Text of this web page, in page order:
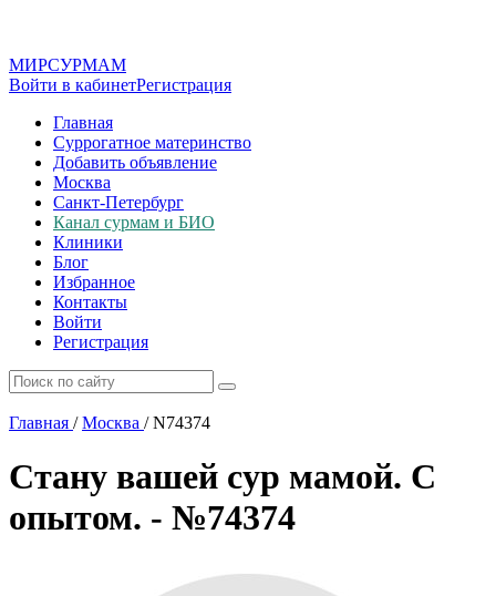
МИРСУРМАМ
Войти в кабинетРегистрация
Главная
Суррогатное материнство
Добавить объявление
Москва
Санкт-Петербург
Канал сурмам и БИО
Клиники
Блог
Избранное
Контакты
Войти
Регистрация
Главная / Москва /N74374
Стану вашей сур мамой. С
опытом. - №74374